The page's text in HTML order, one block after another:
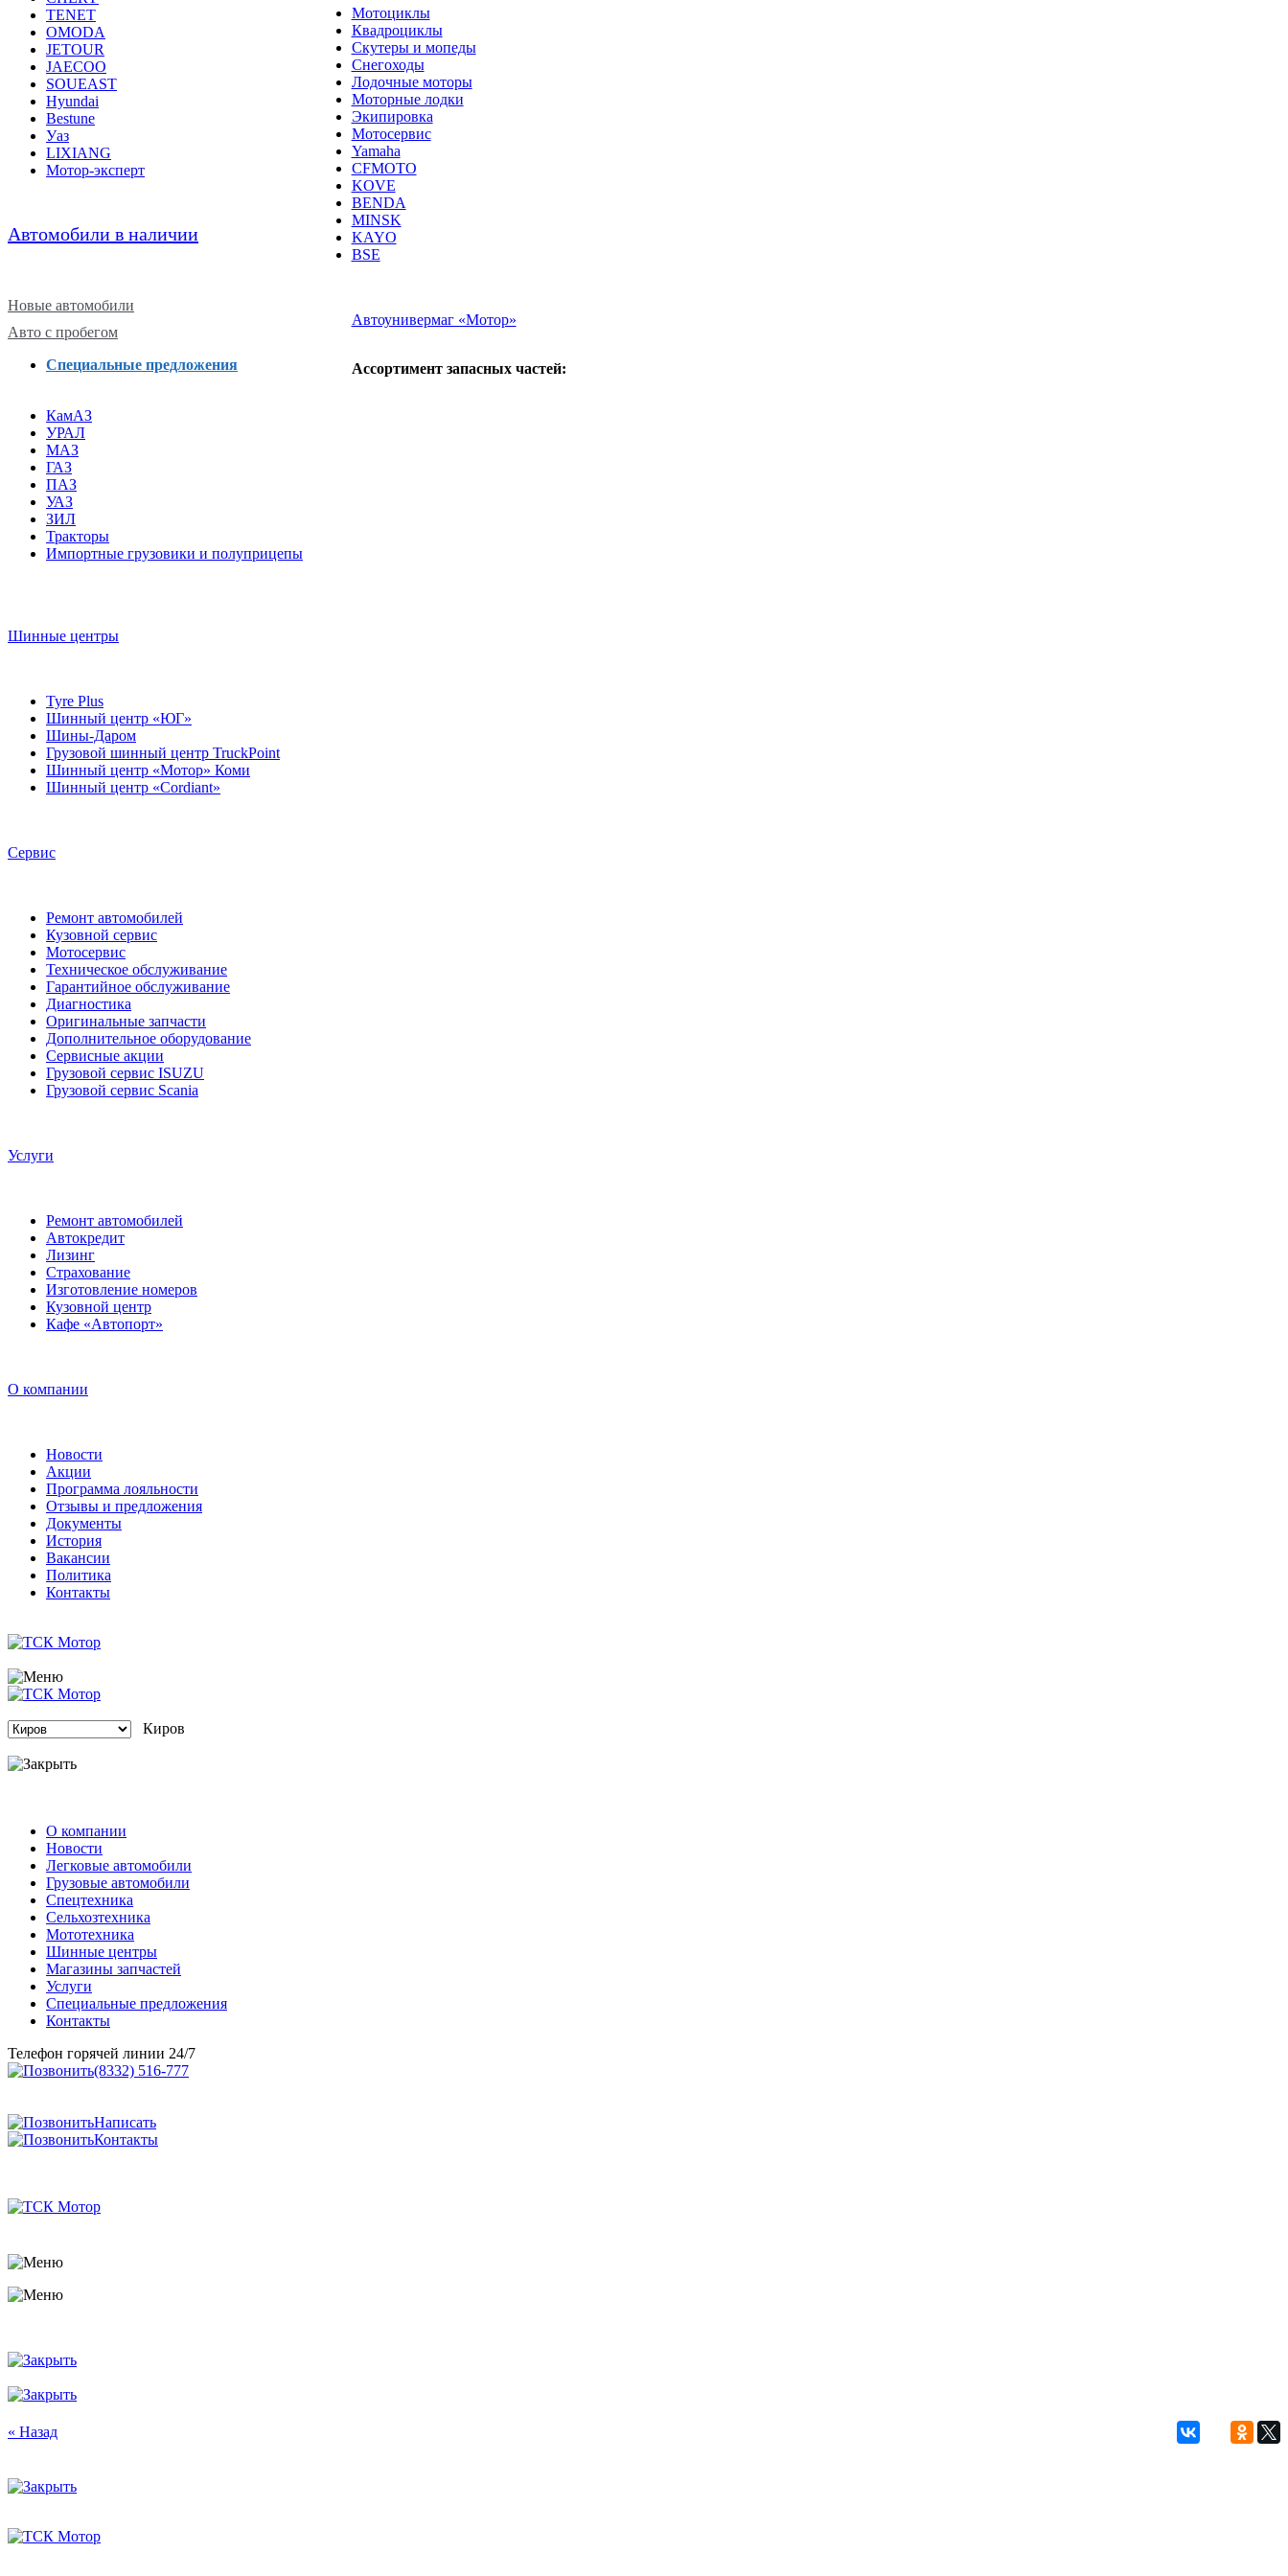
TENET
OMODA
JETOUR
JAECOO
SOUEAST
Hyundai
Bestune
Уаз
LIXIANG
Мотор-эксперт
Автомобили в наличии
Новые автомобили
Авто с пробегом
Специальные предложения
Мотоциклы
Квадроциклы
Скутеры и мопеды
Снегоходы
Лодочные моторы
Моторные лодки
Экипировка
Мотосервис
Yamaha
CFMOTO
KOVE
BENDA
MINSK
KAYO
BSE
Автоунивермаг «Мотор»
Ассортимент запасных частей:
КамАЗ
УРАЛ
МАЗ
ГАЗ
ПАЗ
УАЗ
ЗИЛ
Тракторы
Импортные грузовики и полуприцепы
Шинные центры
Tyre Plus
Шинный центр «ЮГ»
Шины-Даром
Грузовой шинный центр TruckPoint
Шинный центр «Мотор» Коми
Шинный центр «Cordiant»
Сервис
Ремонт автомобилей
Кузовной сервис
Мотосервис
Техническое обслуживание
Гарантийное обслуживание
Диагностика
Оригинальные запчасти
Дополнительное оборудование
Сервисные акции
Грузовой сервис ISUZU
Грузовой сервис Scania
Услуги
Ремонт автомобилей
Автокредит
Лизинг
Страхование
Изготовление номеров
Кузовной центр
Кафе «Автопорт»
О компании
Новости
Акции
Программа лояльности
Отзывы и предложения
Документы
История
Вакансии
Политика
Контакты
Киров
О компании
Новости
Легковые автомобили
Грузовые автомобили
Спецтехника
Сельхозтехника
Мототехника
Шинные центры
Магазины запчастей
Услуги
Специальные предложения
Контакты
Телефон горячей линии 24/7
(8332) 516-777
Написать
Контакты
« Назад